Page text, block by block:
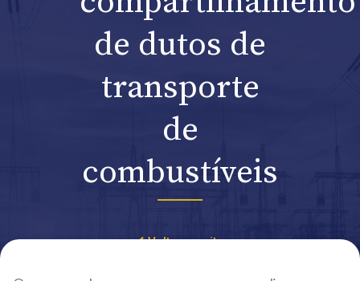
de dutos de
transporte
de
combustíveis
Voltar ao site